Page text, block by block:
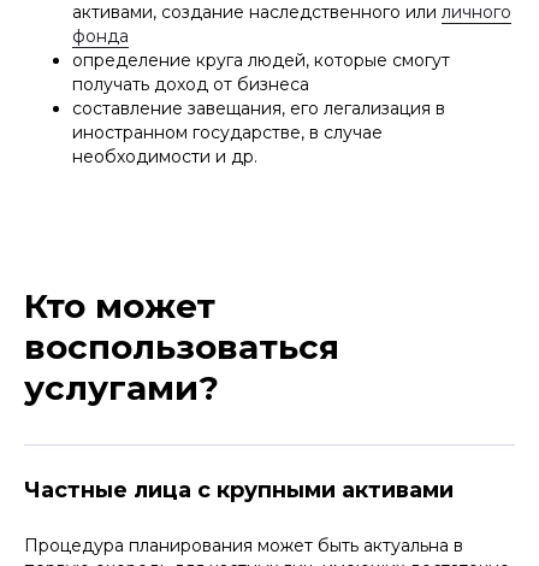
активами, создание наследственного или личного
фонда
определение круга людей, которые смогут
получать доход от бизнеса
составление завещания, его легализация в
иностранном государстве, в случае
необходимости и др.
Кто может
воспользоваться
услугами?
Частные лица с крупными активами
Процедура планирования может быть актуальна в